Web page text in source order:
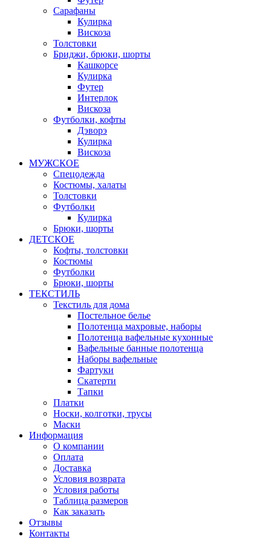
Сарафаны
Кулирка
Вискоза
Толстовки
Бриджи, брюки, шорты
Кашкорсе
Кулирка
Футер
Интерлок
Вискоза
Футболки, кофты
Дэворэ
Кулирка
Вискоза
МУЖСКОЕ
Спецодежда
Костюмы, халаты
Толстовки
Футболки
Кулирка
Брюки, шорты
ДЕТСКОЕ
Кофты, толстовки
Костюмы
Футболки
Брюки, шорты
ТЕКСТИЛЬ
Текстиль для дома
Постельное белье
Полотенца махровые, наборы
Полотенца вафельные кухонные
Вафельные банные полотенца
Наборы вафельные
Фартуки
Скатерти
Тапки
Платки
Носки, колготки, трусы
Маски
Информация
О компании
Оплата
Доставка
Условия возврата
Условия работы
Таблица размеров
Как заказать
Отзывы
Контакты